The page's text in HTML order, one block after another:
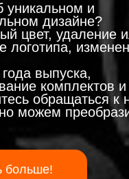
уникальном и
дизайне?
цвет, удаление
логотипа,
выпуска,
комплектов и
обращаться к
можем
больше!